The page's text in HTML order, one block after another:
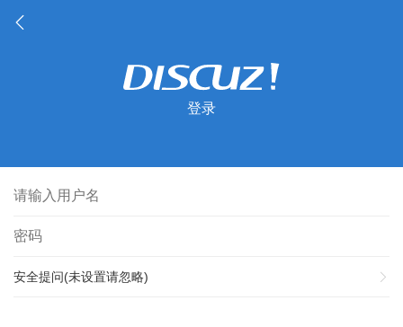
登录
安全提问(未设置请忽略)